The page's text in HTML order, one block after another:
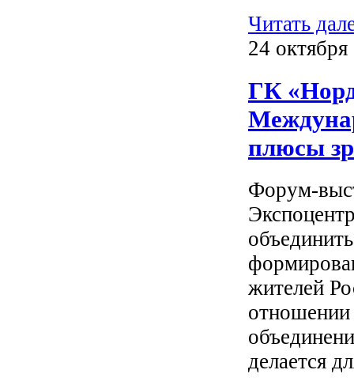
Читать
24
ГК
плюсы
Форум-
жителей
отношении
делается